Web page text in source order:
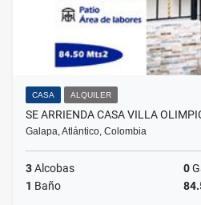
CASA ALQUILER
SE ARRIENDA CASA VILLA
Galapa, Atlántico, Colombia
3Alcobas 0
1 Baño